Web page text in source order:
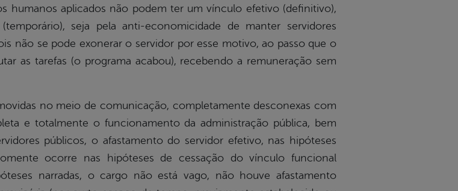
humanos aplicados não podem ter um vínculo efetivo (definitivo),
seja pela anti-economicidade de manter servidores
não se pode exonerar o servidor por esse motivo, ao passo que o
as tarefas (o programa acabou), recebendo a remuneração sem
no meio de comunicação, completamente desconexas com
e totalmente o funcionamento da administração pública, bem
públicos, o afastamento do servidor efetivo, nas hipóteses
ocorre nas hipóteses de cessação do vínculo funcional
narradas, o cargo não está vago, não houve afastamento